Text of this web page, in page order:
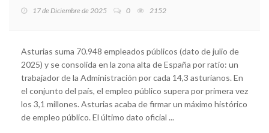
17 de Diciembre de 2025 0 2152
Asturias suma 70.948 empleados públicos (dato de julio de
2025) y se consolida en la zona alta de España por ratio: un
trabajador de la Administración por cada 14,3 asturianos. En
el conjunto del país, el empleo público supera por primera vez
los 3,1 millones. Asturias acaba de firmar un máximo histórico
de empleo público. El último dato oficial ...